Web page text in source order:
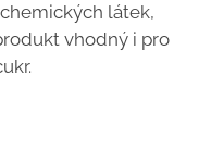
látek,
vhodný i pro